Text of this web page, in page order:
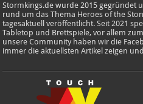
Stormkings.de wurde 2015 gegründet
rund um das Thema Heroes of the
tagesaktuell veröffentlicht. Seit 2021
Tabletop und Brettspiele, vor allem
unsere Community haben wir die
immer die aktuellsten Artikel zeigen